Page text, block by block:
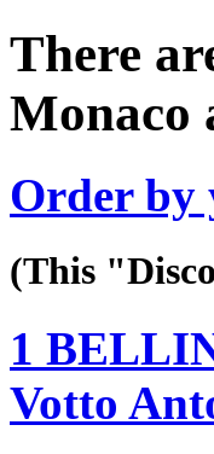
There
Monaco
Order by
(This
1
Votto